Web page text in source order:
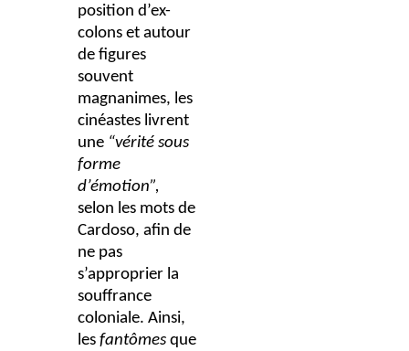
position d’ex-
colons et autour
de figures
souvent
magnanimes, les
cinéastes livrent
une “vérité sous
forme
d’émotion”,
selon les mots de
Cardoso, afin de
ne pas
s’approprier la
souffrance
coloniale. Ainsi,
les fantômes que